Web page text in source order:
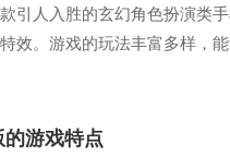
引人入胜的玄幻角色扮演类
效。游戏的玩法丰富多样，
游戏特点